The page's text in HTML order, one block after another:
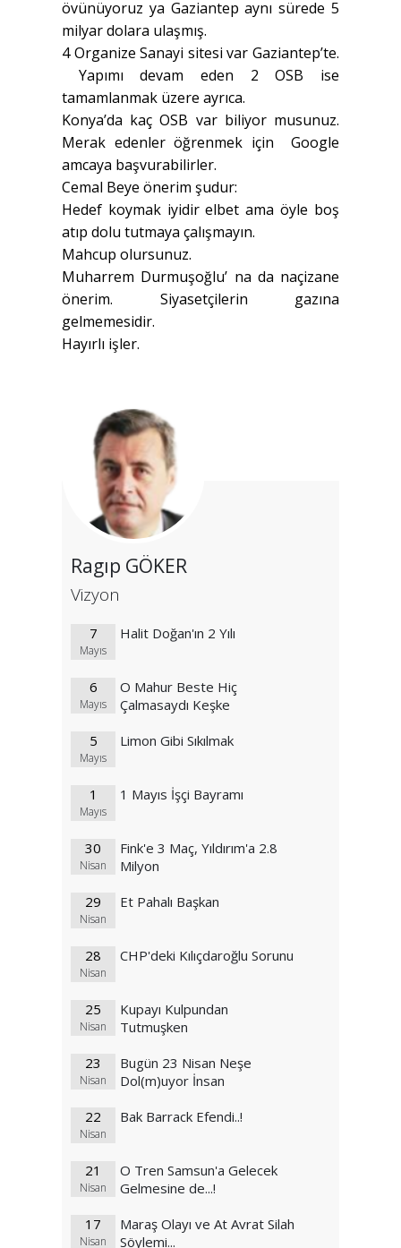
övünüyoruz ya Gaziantep aynı sürede 5
milyar dolara ulaşmış.
4 Organize Sanayi sitesi var Gaziantep’te.
Yapımı devam eden 2 OSB ise
tamamlanmak üzere ayrıca.
Konya’da kaç OSB var biliyor musunuz.
Merak edenler öğrenmek için Google
amcaya başvurabilirler.
Cemal Beye önerim şudur:
Hedef koymak iyidir elbet ama öyle boş
atıp dolu tutmaya çalışmayın.
Mahcup olursunuz.
Muharrem Durmuşoğlu’ na da naçizane
önerim. Siyasetçilerin gazına
gelmemesidir.
Hayırlı işler.
Ragıp GÖKER
Vizyon
7
Mayıs
Halit Doğan'ın 2 Yılı
6
Mayıs
O Mahur Beste Hiç
Çalmasaydı Keşke
5
Mayıs
Limon Gibi Sıkılmak
1
Mayıs
1 Mayıs İşçi Bayramı
30
Nisan
Fink'e 3 Maç, Yıldırım'a 2.8
Milyon
29
Nisan
Et Pahalı Başkan
28
Nisan
CHP'deki Kılıçdaroğlu Sorunu
25
Nisan
Kupayı Kulpundan
Tutmuşken
23
Nisan
Bugün 23 Nisan Neşe
Dol(m)uyor İnsan
22
Nisan
Bak Barrack Efendi..!
21
Nisan
O Tren Samsun'a Gelecek
Gelmesine de...!
17
Nisan
Maraş Olayı ve At Avrat Silah
Söylemi...